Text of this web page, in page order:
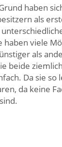
haben
als
haben viele
als
beide
Da sie
da keine